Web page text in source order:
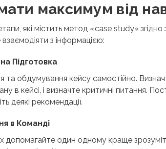
максимум від
які містить метод «case study» згідно
з інформацією:
Підготовка
та обдумування кейсу самостійно.
в кейсі, і визначте критичні питання.
деякі рекомендації.
в Команді
допомагайте один одному краще